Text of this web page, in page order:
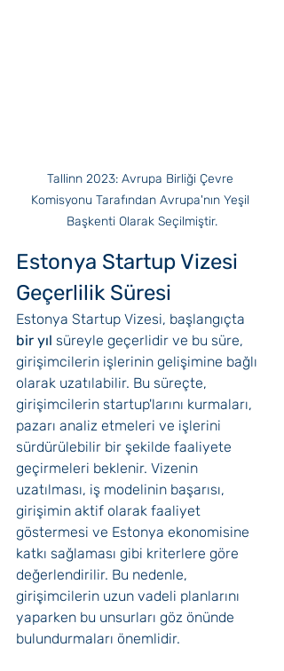
Tallinn 2023: Avrupa Birliği Çevre
Komisyonu Tarafından Avrupa'nın Yeşil
Başkenti Olarak Seçilmiştir.
Estonya Startup Vizesi
Geçerlilik Süresi
Estonya Startup Vizesi, başlangıçta
bir yıl süreyle geçerlidir ve bu süre,
girişimcilerin işlerinin gelişimine bağlı
olarak uzatılabilir. Bu süreçte,
girişimcilerin startup'larını kurmaları,
pazarı analiz etmeleri ve işlerini
sürdürülebilir bir şekilde faaliyete
geçirmeleri beklenir. Vizenin
uzatılması, iş modelinin başarısı,
girişimin aktif olarak faaliyet
göstermesi ve Estonya ekonomisine
katkı sağlaması gibi kriterlere göre
değerlendirilir. Bu nedenle,
girişimcilerin uzun vadeli planlarını
yaparken bu unsurları göz önünde
bulundurmaları önemlidir.